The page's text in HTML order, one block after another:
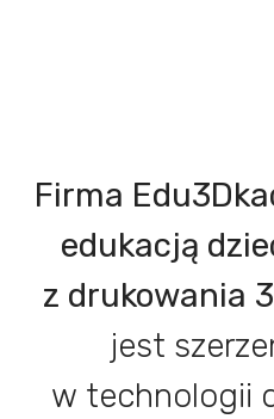
Firma
edukacją
z drukowania
jest
w technologii